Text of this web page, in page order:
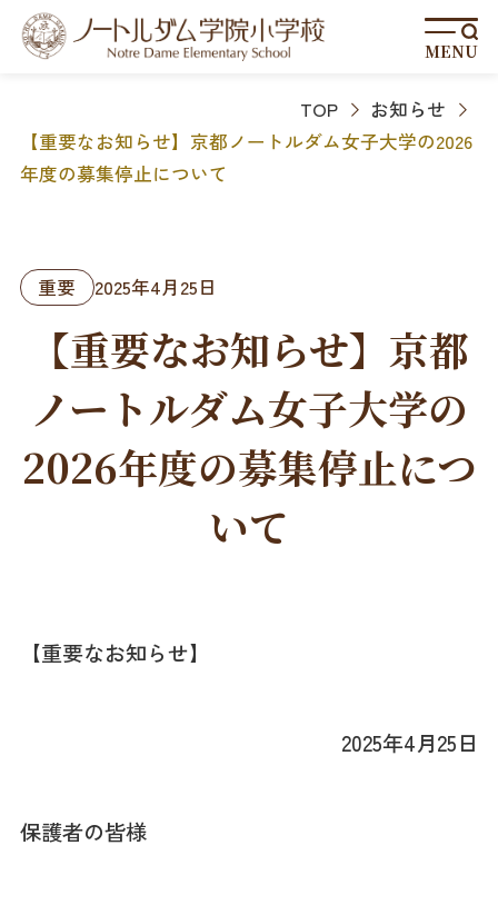
MENU
TOP
お知らせ
【重要なお知らせ】京都ノートルダム女子大学の2026
年度の募集停止について
重要 2025年4月25日
【重要なお知らせ】京都
ノートルダム女子大学の
2026年度の募集停止につ
いて
【重要なお知らせ】
2025年4月25日
保護者の皆様